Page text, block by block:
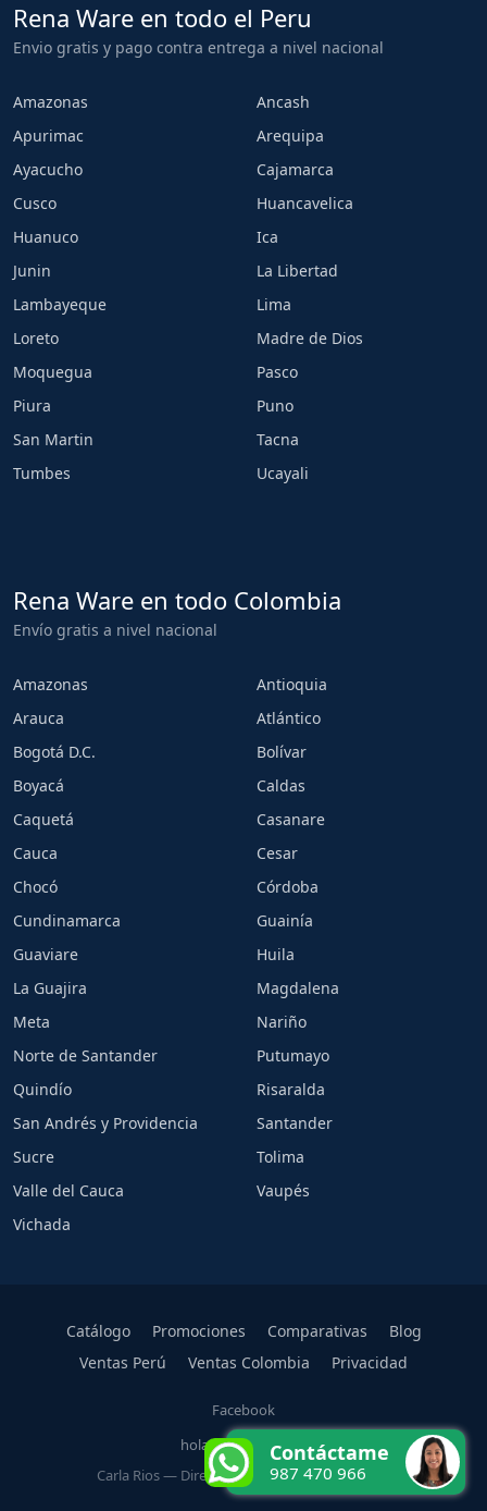
Rena Ware en todo el Peru
Envio gratis y pago contra entrega a nivel nacional
Amazonas
Ancash
Apurimac
Arequipa
Ayacucho
Cajamarca
Cusco
Huancavelica
Huanuco
Ica
Junin
La Libertad
Lambayeque
Lima
Loreto
Madre de Dios
Moquegua
Pasco
Piura
Puno
San Martin
Tacna
Tumbes
Ucayali
Rena Ware en todo Colombia
Envío gratis a nivel nacional
Amazonas
Antioquia
Arauca
Atlántico
Bogotá D.C.
Bolívar
Boyacá
Caldas
Caquetá
Casanare
Cauca
Cesar
Chocó
Córdoba
Cundinamarca
Guainía
Guaviare
Huila
La Guajira
Magdalena
Meta
Nariño
Norte de Santander
Putumayo
Quindío
Risaralda
San Andrés y Providencia
Santander
Sucre
Tolima
Valle del Cauca
Vaupés
Vichada
Catálogo Promociones Comparativas
Blog
Ventas Perú
Ventas Colombia Privacidad
Facebook
hola@carlarios.com
Carla Rios — Directora Oficial Rena Ware Perú
Contáctame
987 470 966